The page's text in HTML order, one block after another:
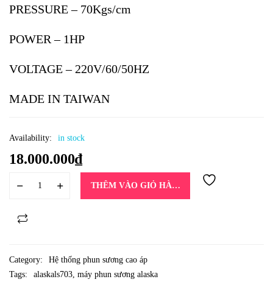
PRESSURE – 70Kgs/cm
POWER – 1HP
VOLTAGE – 220V/60/50HZ
MADE IN TAIWAN
Availability: in stock
18.000.000₫
THÊM VÀO GIỎ HÀNG
Category:
Hệ thống phun sương cao áp
Tags:
alaskals703, máy phun sương alaska